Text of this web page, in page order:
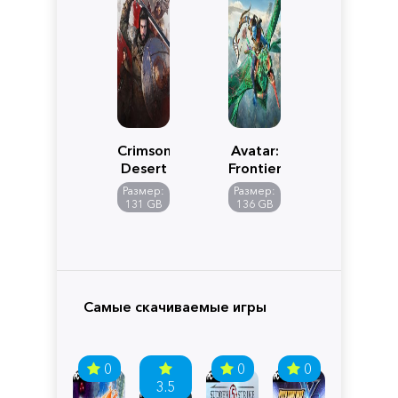
Crimson
Desert
Размер:
131 GB
Avatar:
Frontiers
of
Pandora
Размер:
136 GB
Самые скачиваемые игры
0
3.5
0 0